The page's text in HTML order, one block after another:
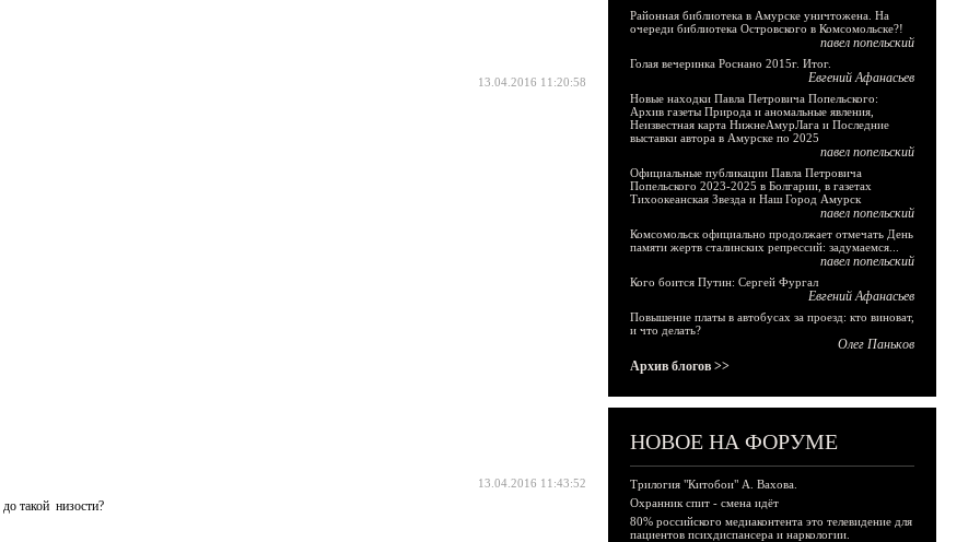
13.04.2016 11:20:58
13.04.2016 11:43:52
такой низости?
Районная библиотека в Амурске уничтожена. На
очереди библиотека Островского в Комсомольске?!
павел попельский
Голая вечеринка Роснано 2015г. Итог.
Евгений Афанасьев
Новые находки Павла Петровича Попельского:
Архив газеты Природа и аномальные явления,
Неизвестная карта НижнеАмурЛага и Последние
выставки автора в Амурске по 2025
павел попельский
Официальные публикации Павла Петровича
Попельского 2023-2025 в Болгарии, в газетах
Тихоокеанская Звезда и Наш Город Амурск
павел попельский
Комсомольск официально продолжает отмечать День
памяти жертв сталинских репрессий: задумаемся...
павел попельский
Кого боится Путин: Сергей Фургал
Евгений Афанасьев
Повышение платы в автобусах за проезд: кто виноват,
и что делать?
Олег Паньков
Архив блогов >>
НОВОЕ НА ФОРУМЕ
Трилогия "Китобои" А. Вахова.
Охранник спит - смена идёт
80% российского медиаконтента это телевидение для
пациентов психдиспансера и наркологии.